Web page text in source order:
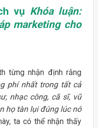
vụ Khóa luận:
marketing cho
từng nhận định rằng
phí nhất trong tất cả
nhạc công, cã sĩ, vũ
họ tàn lụi đúng lúc nó
ta có thể nhận thấy